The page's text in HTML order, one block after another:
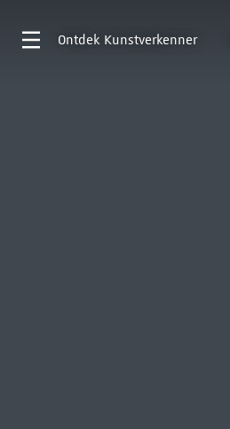
Ontdek Kunstverkenner